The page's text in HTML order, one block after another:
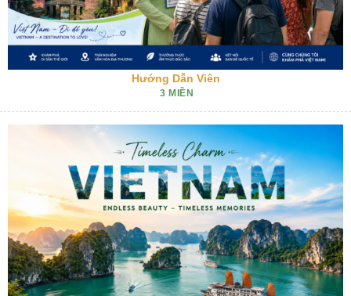
Hướng Dẫn Viên
3 MIỀN